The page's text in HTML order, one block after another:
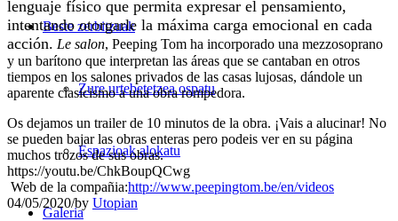
Beste zerbitzuak
Zure urtebetetzea ospatu
Espazioak alokatu
Galeria
lenguaje físico que permita expresar el pensamiento,
intentando otorgarle la máxima carga emocional en cada
acción. Le salon, Peeping Tom ha incorporado una mezzosoprano
y un barítono que interpretan las áreas que se cantaban en otros
tiempos en los salones privados de las casas lujosas, dándole un
aparente clasicismo a una obra rompedora.
Os dejamos un trailer de 10 minutos de la obra. ¡Vais a alucinar! No
se pueden bajar las obras enteras pero podeis ver en su página
muchos trozos de sus obras.
https://youtu.be/ChkBoupQCwg
Web de la compañia:http://www.peepingtom.be/en/videos
04/05/2020/by Utopian